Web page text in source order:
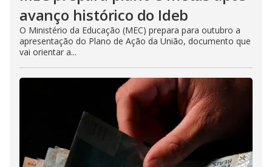
avanço histórico do Ideb
O Ministério da Educação (MEC) prepara para outubro a
apresentação do Plano de Ação da União, documento que
vai orientar a...